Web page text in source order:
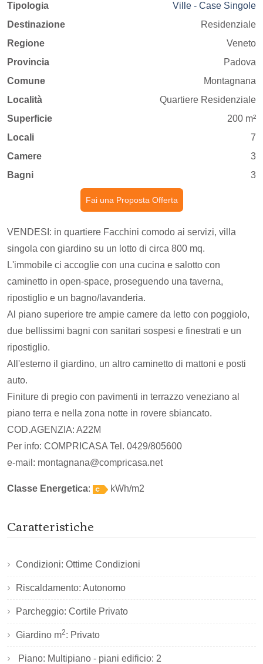
Tipologia
Ville - Case Singole
Destinazione
Residenziale
Regione
Veneto
Provincia
Padova
Comune
Montagnana
Località
Quartiere Residenziale
Superficie
200 m²
Locali
7
Camere
3
Bagni
3
Fai una Proposta Offerta
VENDESI: in quartiere Facchini comodo ai servizi, villa
singola con giardino su un lotto di circa 800 mq.
L'immobile ci accoglie con una cucina e salotto con
caminetto in open-space, proseguendo una taverna,
ripostiglio e un bagno/lavanderia.
Al piano superiore tre ampie camere da letto con poggiolo,
due bellissimi bagni con sanitari sospesi e finestrati e un
ripostiglio.
All'esterno il giardino, un altro caminetto di mattoni e posti
auto.
Finiture di pregio con pavimenti in terrazzo veneziano al
piano terra e nella zona notte in rovere sbiancato.
COD.AGENZIA: A22M
Per info: COMPRICASA Tel. 0429/805600
e-mail: montagnana@compricasa.net
Classe Energetica: kWh/m2
Caratteristiche
Condizioni: Ottime Condizioni
Riscaldamento: Autonomo
Parcheggio: Cortile Privato
Giardino m2: Privato
Piano: Multipiano - piani edificio: 2